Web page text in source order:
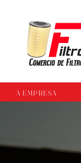
A EMPRESA